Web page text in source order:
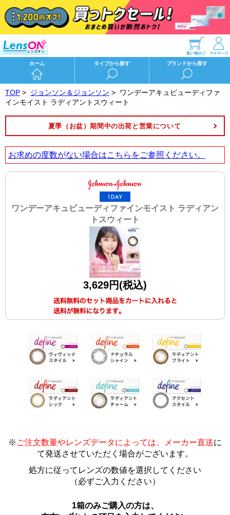
ホーム タイプから探す ブランドから探す
TOP > ジョンソン＆ジョンソン > ワンデーアキュビューディファ
インモイスト ラディアントスウィート
夏季（お盆）期間中の出荷と営業について
お求めの度数がない場合はこちら をご参照ください。
ワンデーアキュビューディファインモイスト ラディアン
トスウィート
3,629円(税込)
※ ご注文数量やレンズデータによっては、メーカー直送に
て発送させていただく場合がございます。
処方に従ってレンズの数値を選択してください
（必ずご入力ください）
1箱のみご購入の方は、